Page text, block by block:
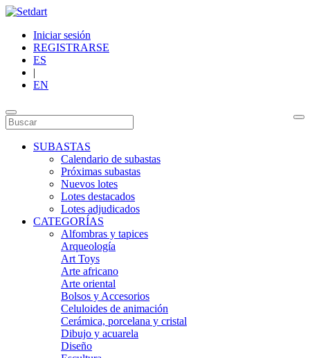
Iniciar sesión
REGISTRARSE
ES
|
EN
SUBASTAS
Calendario de subastas
Próximas subastas
Nuevos lotes
Lotes destacados
Lotes adjudicados
CATEGORÍAS
Alfombras y tapices
Arqueología
Art Toys
Arte africano
Arte oriental
Bolsos y Accesorios
Celuloides de animación
Cerámica, porcelana y cristal
Dibujo y acuarela
Diseño